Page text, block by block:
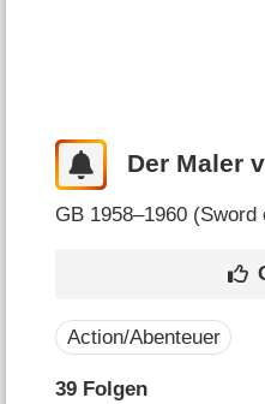
Der Maler
GB 1958–1960 (Sword
Action/Abenteuer
39 Folgen